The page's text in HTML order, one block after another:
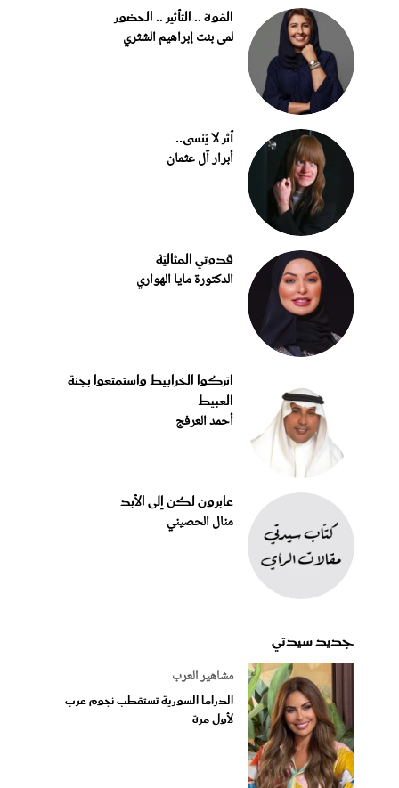
القوة .. التأثير .. الحضور
لمى بنت إبراهيم الشثري
أثر لا يُنسى..
أبرار آل عثمان
قدوتي المثاليّة
الدكتورة مايا الهواري
اتركوا الخرابيط واستمتعوا بجنة
العبيط
أحمد العرفج
عابرون لكن إلى الأبد
منال الحصيني
جديد سيدتي
مشاهير العرب
الدراما السورية تستقطب نجوم عرب
لأول مرة